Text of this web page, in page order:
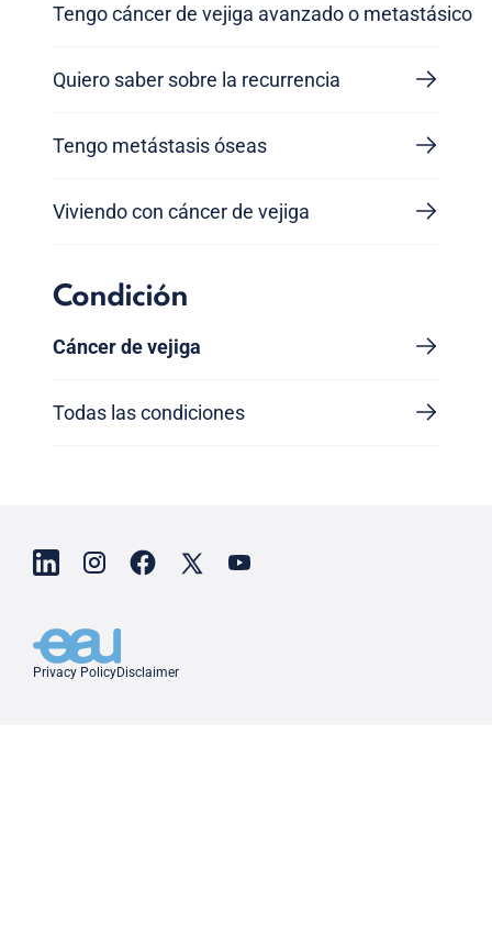
Tengo cáncer de vejiga avanzado o metastásico
Quiero saber sobre la recurrencia
Tengo metástasis óseas
Viviendo con cáncer de vejiga
Condición
Cáncer de vejiga
Todas las condiciones
Privacy PolicyDisclaimer